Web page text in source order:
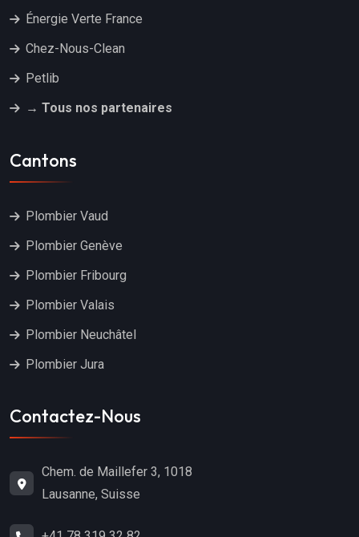
Énergie Verte France
Chez-Nous-Clean
Petlib
→ Tous nos partenaires
Cantons
Plombier Vaud
Plombier Genève
Plombier Fribourg
Plombier Valais
Plombier Neuchâtel
Plombier Jura
Contactez-Nous
Chem. de Maillefer 3, 1018
Lausanne, Suisse